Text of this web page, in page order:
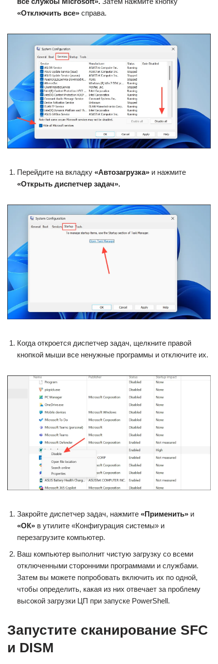
«Отключить все» справа.
Перейдите на вкладку «Автозагрузка» и нажмите
«Открыть диспетчер задач».
Когда откроется диспетчер задач, щелкните правой
кнопкой мыши все ненужные программы и отключите их.
Закройте диспетчер задач, нажмите «Применить» и
«ОК» в утилите «Конфигурация системы» и
перезагрузите компьютер.
Ваш компьютер выполнит чистую загрузку со всеми
отключенными сторонними программами и службами.
Затем вы можете попробовать включить их по одной,
чтобы определить, какая из них отвечает за проблему
высокой загрузки ЦП при запуске PowerShell.
Запустите сканирование SFC
и DISM